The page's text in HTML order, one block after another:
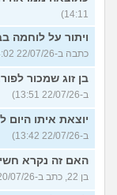
14:11)
ויתור על לוחמה
כתבה ב-22/07/26 14:02)
בן זוג שמכור
ב-22/07/26 13:51)
יוצאת איתו היום
ב-22/07/26 13:42)
האם זה נקרא
בן 22, כתב ב-20/07/26 17:33)